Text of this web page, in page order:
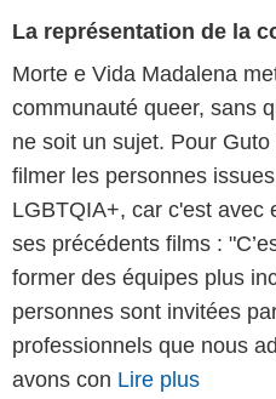
La représentation de la
Morte e Vida Madalena
communauté queer, sans
ne soit un sujet. Pour
filmer les personnes
LGBTQIA+, car c'est avec
ses précédents films :
former des équipes plus
personnes sont invitées
professionnels que nous
avons con Lire plus